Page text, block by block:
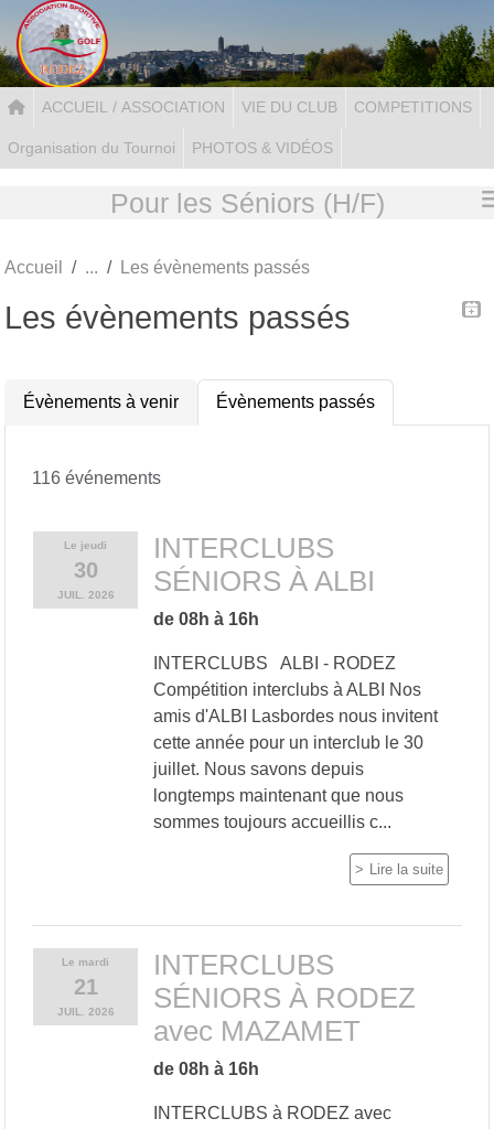
ACCUEIL / ASSOCIATION VIE DU CLUB COMPETITIONS
Organisation du Tournoi PHOTOS & VIDÉOS
Pour les Séniors (H/F)
Accueil Les évènements passés
Les évènements passés
Évènements à venir Évènements passés
116 événements
Le jeudi
30
JUIL. 2026
INTERCLUBS
SÉNIORS À ALBI
de 08h à 16h
INTERCLUBS ALBI - RODEZ
Compétition interclubs à ALBI Nos
amis d'ALBI Lasbordes nous invitent
cette année pour un interclub le 30
juillet. Nous savons depuis
longtemps maintenant que nous
sommes toujours accueillis c...
Lire la suite
Le mardi
21
JUIL. 2026
INTERCLUBS
SÉNIORS À RODEZ
avec MAZAMET
de 08h à 16h
INTERCLUBS à RODEZ avec
Panneau de gestion des cookies